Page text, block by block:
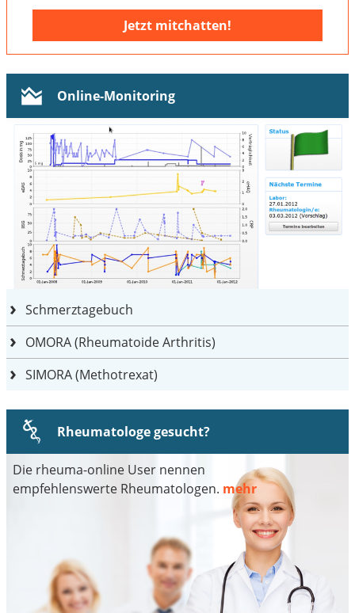
Jetzt mitchatten!
Online-Monitoring
Schmerztagebuch
OMORA (Rheumatoide Arthritis)
SIMORA (Methotrexat)
Rheumatologe gesucht?
Die rheuma-online User nennen
empfehlenswerte Rheumatologen. mehr